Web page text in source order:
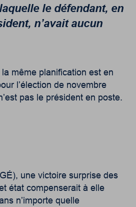
le défendant, en
n’avait aucun
même planification est en
l’élection de novembre
pas le président en poste.
une victoire surprise des
état compenserait à elle
n’importe quelle